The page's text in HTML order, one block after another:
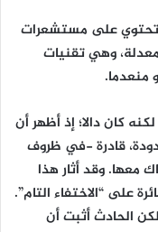
تحتوي على مستشعرات
وهي تقنيات
منعدما.
كان دالا؛ إذ أظهر أن
قادرة -في ظروف
“إف-35” والاشتباك معها. وقد أثار هذا
على “الاختفاء التام”.
الحادث أثبت أن